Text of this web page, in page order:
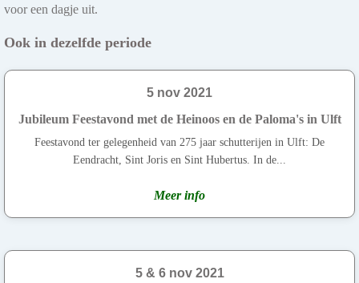
voor een dagje uit.
Ook in dezelfde periode
5 nov 2021
Jubileum Feestavond met de Heinoos en de Paloma's in Ulft
Feestavond ter gelegenheid van 275 jaar schutterijen in Ulft: De
Eendracht, Sint Joris en Sint Hubertus. In de...
Meer info
5 & 6 nov 2021